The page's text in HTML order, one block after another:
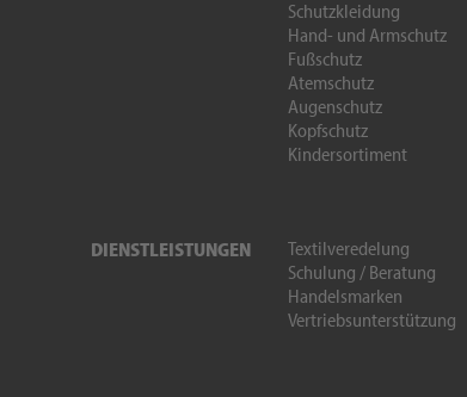
Schutzkleidung
Hand- und Armschutz
Fußschutz
Atemschutz
Augenschutz
Kopfschutz
Kindersortiment
DIENSTLEISTUNGEN
Textilveredelung
Schulung / Beratung
Handelsmarken
Vertriebsunterstützung